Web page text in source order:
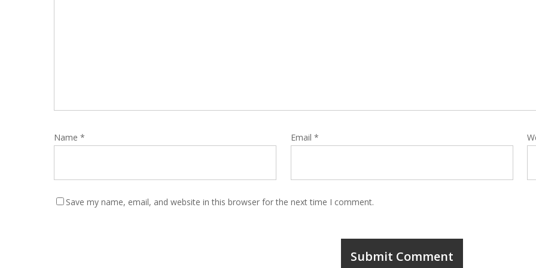
Name * Email *
Save my name, email, and website in this browser for the next time I comment.